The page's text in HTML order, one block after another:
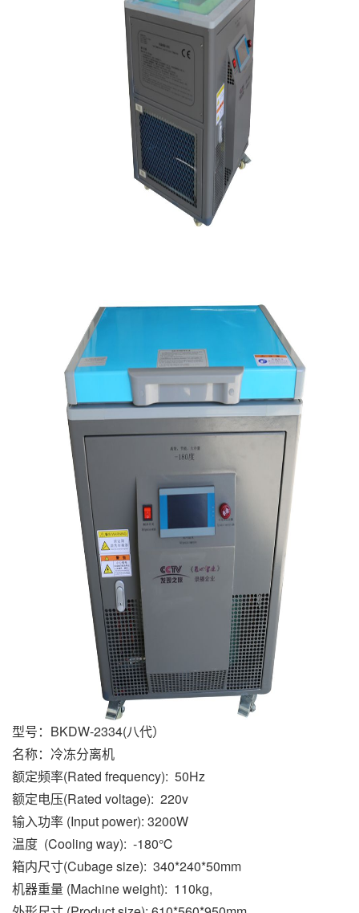
型号：BKDW-2334(八代）
名称：冷冻分离机
额定频率(Rated frequency): 50Hz
额定电压(Rated voltage): 220v
输入功率 (Input power): 3200W
温度 (Cooling way): -180℃
箱内尺寸(Cubage size): 340*240*50mm
机器重量 (Machine weight): 110kg,